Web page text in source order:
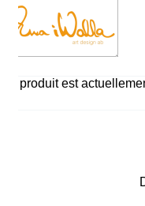
Ce produit est